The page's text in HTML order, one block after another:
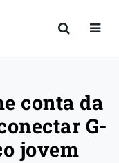
conta da
G-
jovem